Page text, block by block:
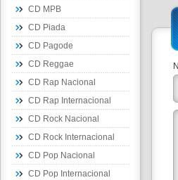
CD MPB
CD Piada
CD Pagode
CD Reggae
CD Rap Nacional
CD Rap Internacional
CD Rock Nacional
CD Rock Internacional
CD Pop Nacional
CD Pop Internacional